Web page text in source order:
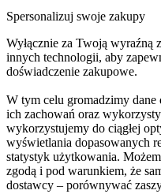
Spersonalizuj swoje zakupy
Wyłącznie za Twoją
innych technologii, aby
doświadczenie zakupowe.
W tym celu gromadzimy
ich zachowań oraz
wykorzystujemy do ciągłej
wyświetlania dopasowanych
statystyk użytkowania.
zgodą i pod warunkiem, że
dostawcy – porównywać